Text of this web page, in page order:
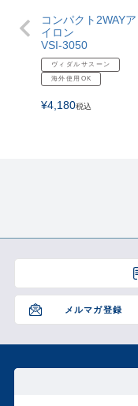
コンパクト2WAYア
イロン
VSI-3050
ヴィダルサスーン
海外使用OK
¥4,180税込
メルマガ登録